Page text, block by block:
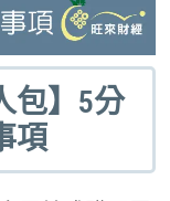
包】5分
項